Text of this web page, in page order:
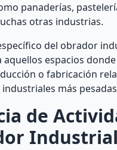
panaderías,
otras industrias.
del obrador
espacios donde
o fabricación
más
de
Industrial